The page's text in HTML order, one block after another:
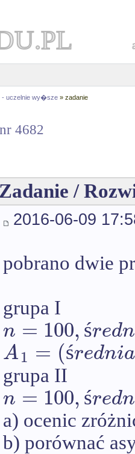
- uczelnie wy�sze » zadanie
4682
Zadanie /
2016-06-09
pobrano dwie
grupa I
n = 100, średn
A1 = (średnia
grupa II
n = 100, średn
a) ocenic
b) porównać